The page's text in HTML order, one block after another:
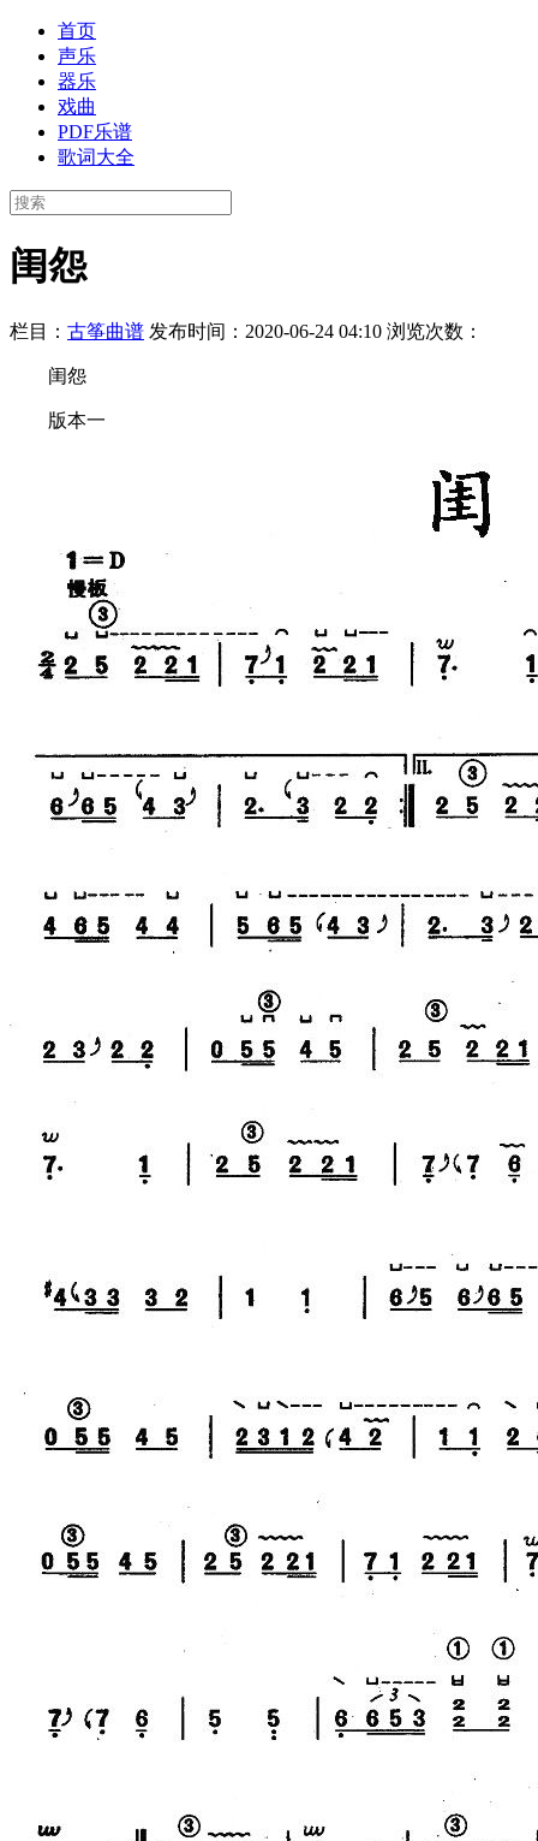
首页
声乐
器乐
戏曲
PDF乐谱
歌词大全
闺怨
栏目： 古筝曲谱 发布时间：2020-06-24 04:10 浏览次数：
闺怨
版本一